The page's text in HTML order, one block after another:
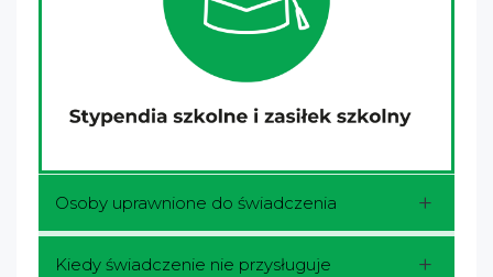
Osoby uprawnione do świadczenia
Kiedy świadczenie nie przysługuje